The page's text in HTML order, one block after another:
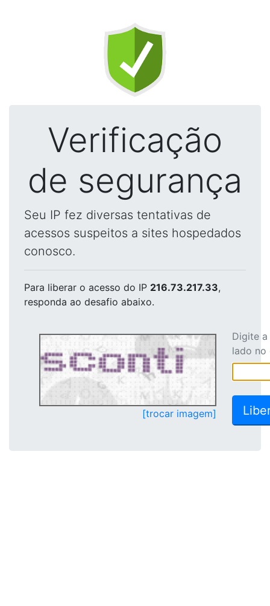
Verificação
de segurança
Seu IP fez diversas tentativas de
acessos suspeitos a sites hospedados
conosco.
Para liberar o acesso do IP 216.73.217.33,
responda ao desafio abaixo.
[trocar imagem]
Digite
lado no